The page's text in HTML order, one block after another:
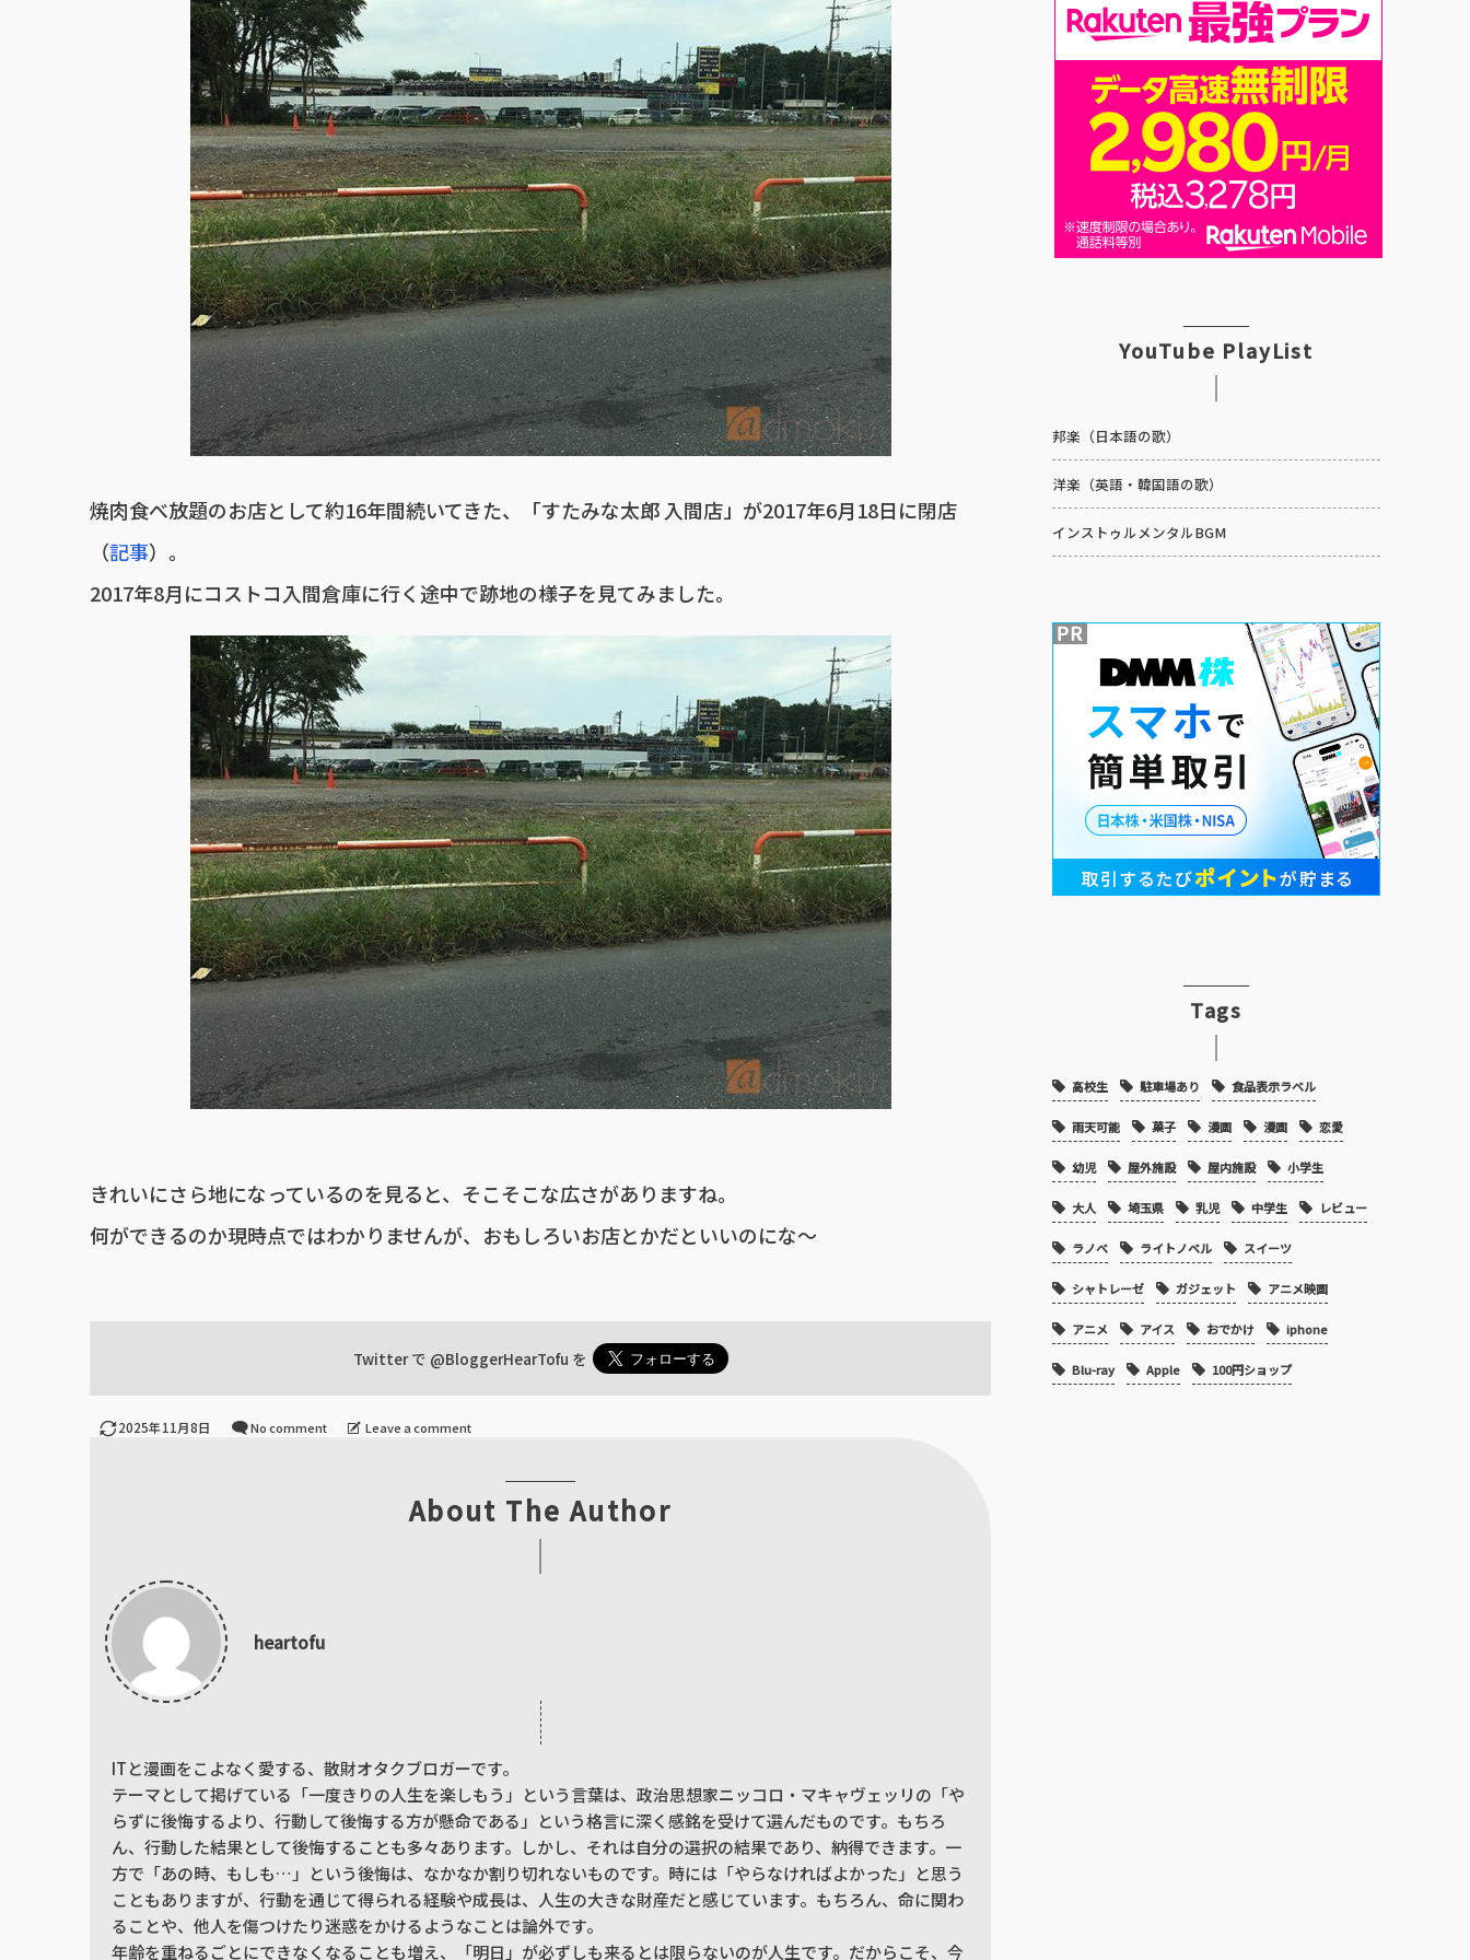
焼肉食べ放題のお店として約16年間続いてきた、「すたみな太郎 入間店」が2017年6月18日に閉店
（記事）。
2017年8月にコストコ入間倉庫に行く途中で跡地の様子を見てみました。
きれいにさら地になっているのを見ると、そこそこな広さがありますね。
何ができるのか現時点ではわかりませんが、おもしろいお店とかだといいのにな～
Twitter で @BloggerHearTofu を
2025年11月8日 No comment Leave a comment
About The Author
heartofu
ITと漫画をこよなく愛する、散財オタクブロガーです。
テーマとして掲げている「一度きりの人生を楽しもう」という言葉は、政治思想家ニッコロ・マキャヴェッリの「や
らずに後悔するより、行動して後悔する方が懸命である」という格言に深く感銘を受けて選んだものです。もちろ
ん、行動した結果として後悔することも多々あります。しかし、それは自分の選択の結果であり、納得できます。一
方で「あの時、もしも…」という後悔は、なかなか割り切れないものです。時には「やらなければよかった」と思う
こともありますが、行動を通じて得られる経験や成長は、人生の大きな財産だと感じています。もちろん、命に関わ
ることや、他人を傷つけたり迷惑をかけるようなことは論外です。
年齢を重ねるごとにできなくなることも増え、「明日」が必ずしも来るとは限らないのが人生です。だからこそ、今
YouTube PlayList
邦楽（日本語の歌）
洋楽（英語・韓国語の歌）
インストゥルメンタルBGM
Tags
高校生 駐車場あり 食品表示ラベル
雨天可能 菓子 漫画 漫画 恋愛
幼児 屋外施設 屋内施設 小学生
大人 埼玉県 乳児 中学生 レビュー
ラノベ ライトノベル スイーツ
シャトレーゼ ガジェット アニメ映画
アニメ アイス おでかけ iphone
Blu-ray Apple 100円ショップ